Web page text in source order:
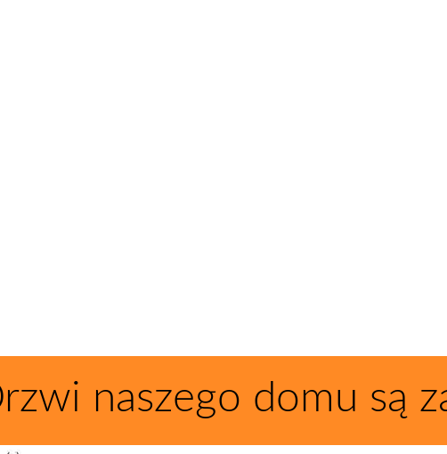
naszego domu są